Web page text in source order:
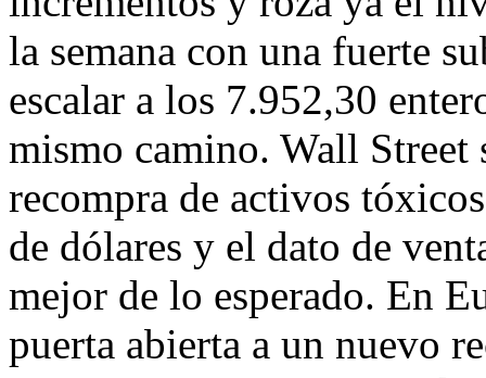
la semana con una fuerte
escalar a los 7.952,30
mismo camino. Wall Street
recompra de activos
de dólares y el dato de
mejor de lo esperado. En
puerta abierta a un nuevo